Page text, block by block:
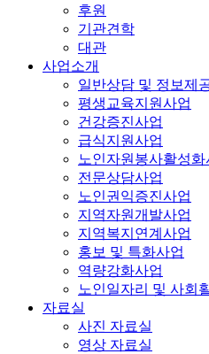
후원
기관견학
대관
사업소개
일반상담 및 정보제
평생교육지원사업
건강증진사업
급식지원사업
노인자원봉사활성화
전문상담사업
노인권익증진사업
지역자원개발사업
지역복지연계사업
홍보 및 특화사업
역량강화사업
노인일자리 및 사회
자료실
사진 자료실
영상 자료실